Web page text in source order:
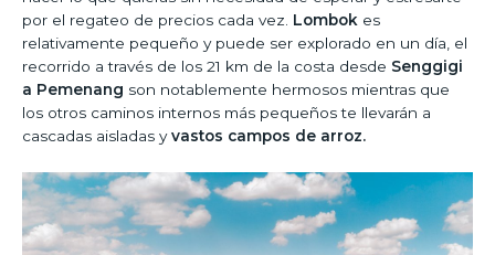
por el regateo de precios cada vez. Lombok es
relativamente pequeño y puede ser explorado en un día, el
recorrido a través de los 21 km de la costa desde Senggigi
a Pemenang son notablemente hermosos mientras que
los otros caminos internos más pequeños te llevarán a
cascadas aisladas yvastos campos de arroz.